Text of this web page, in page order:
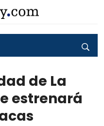
de La
estrenará